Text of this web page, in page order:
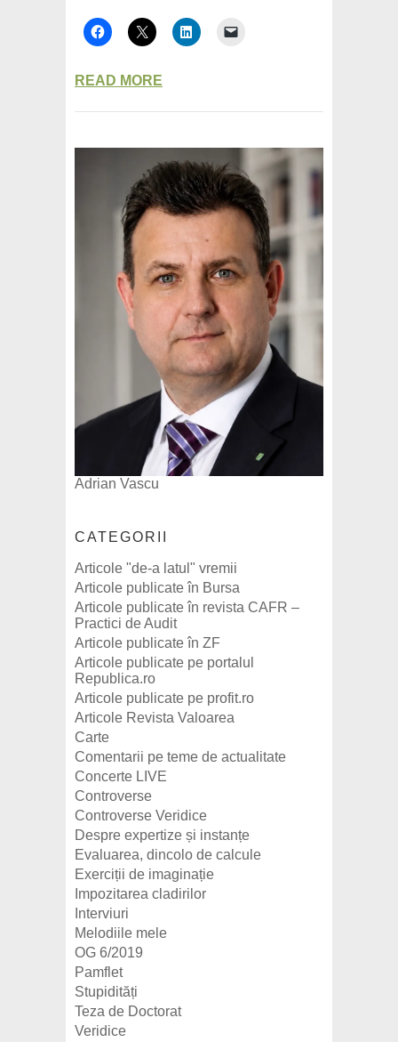
READ MORE
Adrian Vascu
CATEGORII
Articole "de-a latul" vremii
Articole publicate în Bursa
Articole publicate în revista CAFR –
Practici de Audit
Articole publicate în ZF
Articole publicate pe portalul
Republica.ro
Articole publicate pe profit.ro
Articole Revista Valoarea
Carte
Comentarii pe teme de actualitate
Concerte LIVE
Controverse
Controverse Veridice
Despre expertize și instanțe
Evaluarea, dincolo de calcule
Exerciții de imaginație
Impozitarea cladirilor
Interviuri
Melodiile mele
OG 6/2019
Pamflet
Stupidități
Teza de Doctorat
Veridice